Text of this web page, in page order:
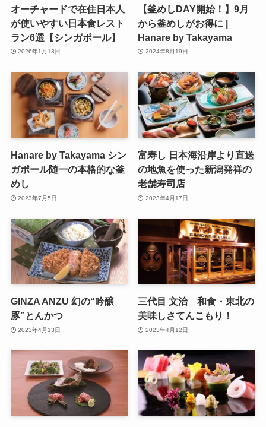
オーチャードで在住日本人
が使いやすい日本食レスト
ラン6選【シンガポール】
2026年1月13日
【釜めしDAY開始！】9月
から釜めしがお得に |
Hanare by Takayama
2024年8月19日
Hanare by Takayama シン
ガポール随一の本格的な釜
めし
2023年7月5日
富寿し 日本海沿岸より直送
の地魚を使った新潟発祥の
老舗寿司店
2023年4月17日
GINZA ANZU 幻の“吟醸
豚”とんかつ
2023年4月13日
三代目 文治 和食・東北の
美味しさてんこもり！
2023年4月12日